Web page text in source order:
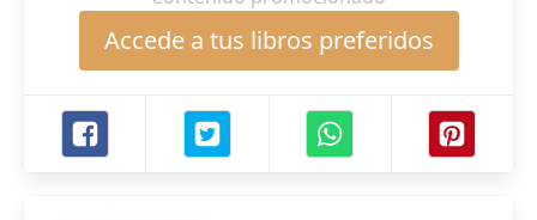
Accede a tus libros preferidos